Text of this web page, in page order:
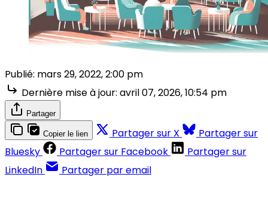
Publié: mars 29, 2022, 2:00 pm
Dernière mise à jour: avril 07, 2026, 10:54 pm
Partager
Copier le lien Partager sur X
Partager sur
Bluesky
Partager sur Facebook
Partager sur
LinkedIn
Partager par email